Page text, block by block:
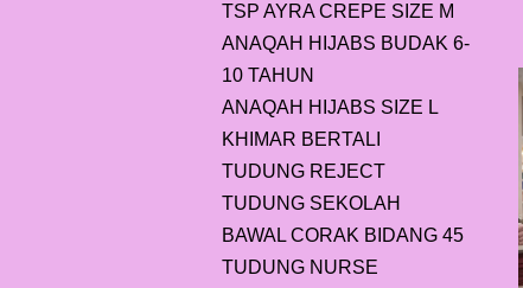
TSP AYRA CREPE SIZE M
ANAQAH HIJABS BUDAK 6-
10 TAHUN
ANAQAH HIJABS SIZE L
KHIMAR BERTALI
TUDUNG REJECT
TUDUNG SEKOLAH
BAWAL CORAK BIDANG 45
TUDUNG NURSE